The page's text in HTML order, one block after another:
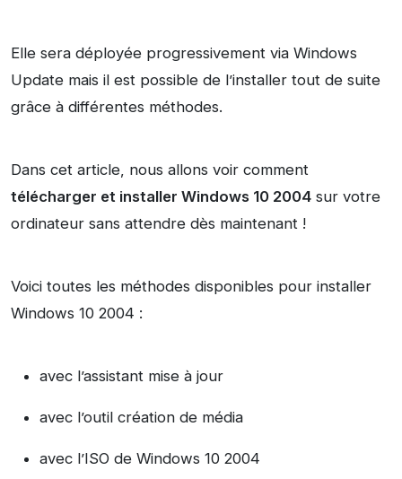
Elle sera déployée progressivement via Windows
Update mais il est possible de l’installer tout de suite
grâce à différentes méthodes.
Dans cet article, nous allons voir comment
télécharger et installer Windows 10 2004 sur votre
ordinateur sans attendre dès maintenant !
Voici toutes les méthodes disponibles pour installer
Windows 10 2004 :
avec l’assistant mise à jour
avec l’outil création de média
avec l’ISO de Windows 10 2004